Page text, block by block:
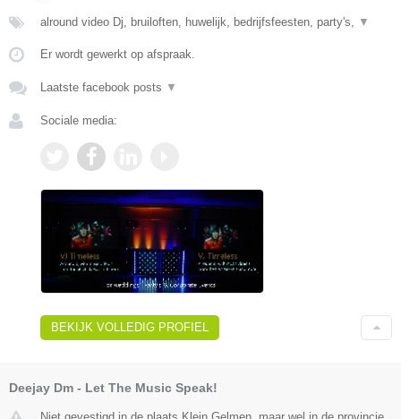
alround video Dj, bruiloften, huwelijk, bedrijfsfeesten, party's, ▼
Er wordt gewerkt op afspraak.
Laatste facebook posts ▼
Sociale media:
BEKIJK VOLLEDIG PROFIEL
Deejay Dm - Let The Music Speak!